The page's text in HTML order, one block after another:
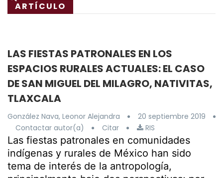
ARTÍCULO
LAS FIESTAS PATRONALES EN LOS
ESPACIOS RURALES ACTUALES: EL CASO
DE SAN MIGUEL DEL MILAGRO, NATIVITAS,
TLAXCALA
González Nava, Leonor Alejandra
20 septiembre 2019
Contactar autor(a)
Citar RIS
Las fiestas patronales en comunidades
indígenas y rurales de México han sido
tema de interés de la antropología,